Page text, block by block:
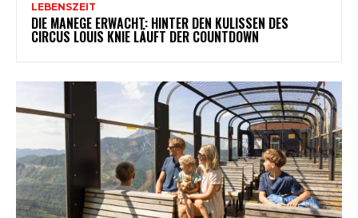
LEBENSZEIT
DIE MANEGE ERWACHT: HINTER DEN KULISSEN DES
CIRCUS LOUIS KNIE LÄUFT DER COUNTDOWN